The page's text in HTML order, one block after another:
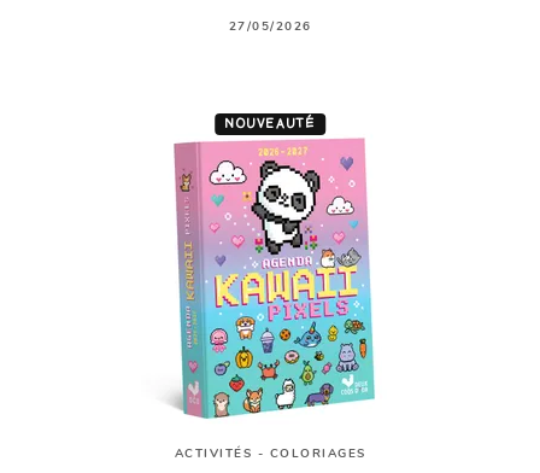
27/05/2026
NOUVEAUTÉ
ACTIVITÉS - COLORIAGES